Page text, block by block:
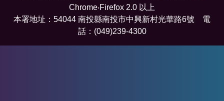
Chrome‧Firefox 2.0 以上
本署地址：54044 南投縣南投市中興新村光華路6號 電
話：(049)239-4300